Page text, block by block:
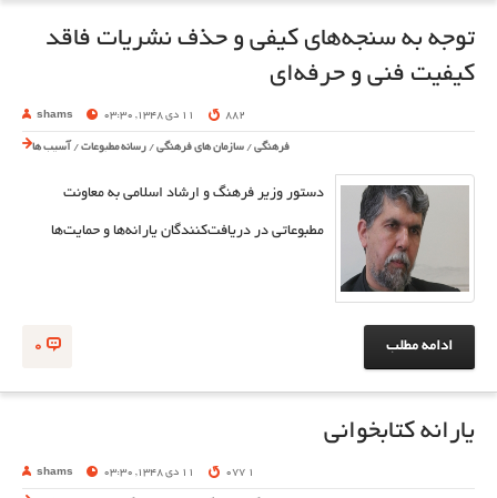
توجه به سنجه‌های کیفی و حذف نشریات فاقد
کیفیت فنی و حرفه‌ای
shams 11 دی 1348, 03:30 882
فرهنگی / سازمان های فرهنگی / رسانه مطبوعات / آسیب ها
دستور وزیر فرهنگ و ارشاد اسلامی به معاونت
مطبوعاتی در دریافت‌کنندگان یارانه‌ها و حمایت‌ها
0 ادامه مطلب
یارانه کتابخوانی
shams 11 دی 1348, 03:30 1 077